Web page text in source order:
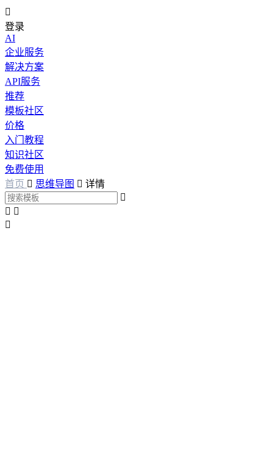

登录
AI
企业服务
解决方案
API服务
推荐
模板社区
价格
入门教程
知识社区
免费使用
首页  思维导图  详情

 
